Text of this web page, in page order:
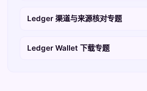
Ledger 渠道与来源核对专题
Ledger Wallet 下载专题